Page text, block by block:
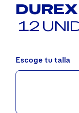
12
Escoge tu talla